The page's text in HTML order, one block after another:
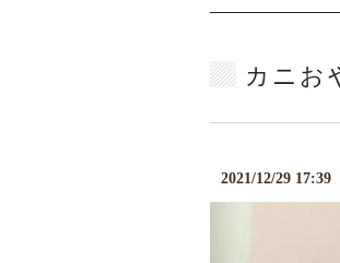
カニお
2021/12/29 17:39